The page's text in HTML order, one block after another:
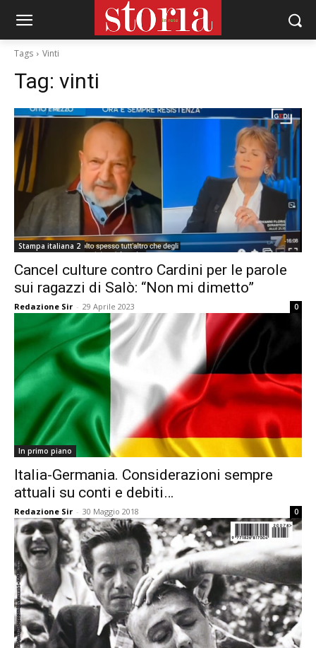
Tags Vinti
Tag: vinti
Stampa italiana 2
Cancel culture contro Cardini per le parole
sui ragazzi di Salò: “Non mi dimetto”
Redazione Sir - 29 Aprile 2023 0
In primo piano
Italia-Germania. Considerazioni sempre
attuali su conti e debiti…
Redazione Sir - 30 Maggio 2018 0